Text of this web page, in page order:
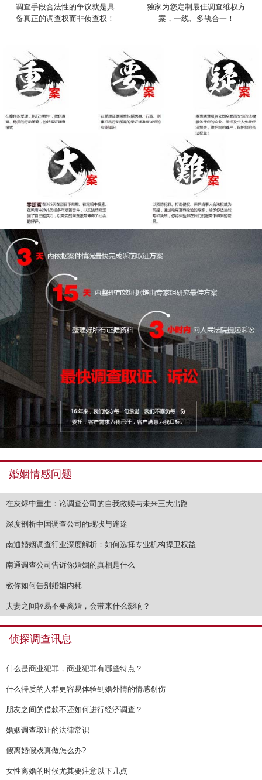
调查手段合法性的争议就是具
备真正的调查权而非侦查权！
独家为您定制最佳调查维权方
案，一线、多轨合一！
婚姻情感问题
在灰烬中重生：论调查公司的自我救赎与未来三大出路
深度剖析中国调查公司的现状与迷途
南通婚姻调查行业深度解析：如何选择专业机构捍卫权益
南通调查公司告诉你婚姻的真相是什么
教你如何告别婚姻内耗
夫妻之间轻易不要离婚，会带来什么影响？
侦探调查讯息
什么是商业犯罪，商业犯罪有哪些特点？
什么特质的人群更容易体验到婚外情的情感创伤
朋友之间的借款不还如何进行经济调查？
婚姻调查取证的法律常识
假离婚假戏真做怎么办?
女性离婚的时候尤其要注意以下几点